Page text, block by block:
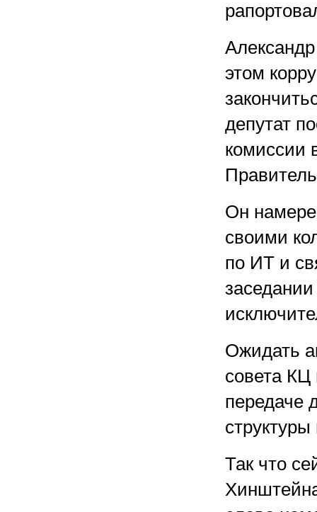
этом
депутат
комиссии
Он
своими
по ИТ и
Ожидать
совета КЦ
передаче
Так что